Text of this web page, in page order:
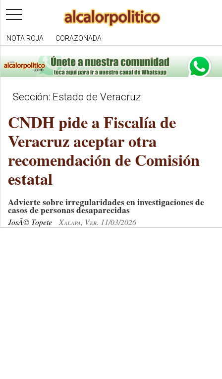
toggle
navigation
NOTA ROJA CORAZONADA
Sección: Estado de Veracruz
CNDH pide a Fiscalía de
Veracruz aceptar otra
recomendación de Comisión
estatal
Advierte sobre irregularidades en investigaciones de
casos de personas desaparecidas
JosÃ© Topete Xalapa, Ver. 11/03/2026